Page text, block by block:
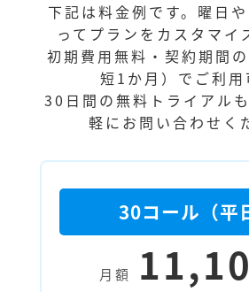
下記は料金例です。曜日
ってプランをカスタマイ
初期費用無料・契約期間
短1か月）でご利用
30日間の無料トライアル
軽にお問い合わせく
30コール（平
月額